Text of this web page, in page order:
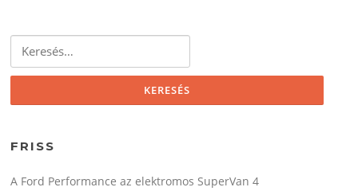
Keresés:
FRISS
A Ford Performance az elektromos SuperVan 4